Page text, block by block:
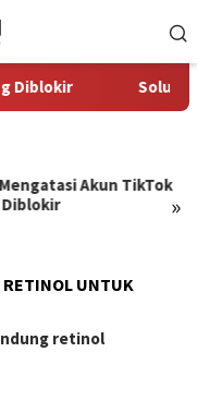
Diblokir Solusi
»
Akun TikTok
RETINOL UNTUK
retinol